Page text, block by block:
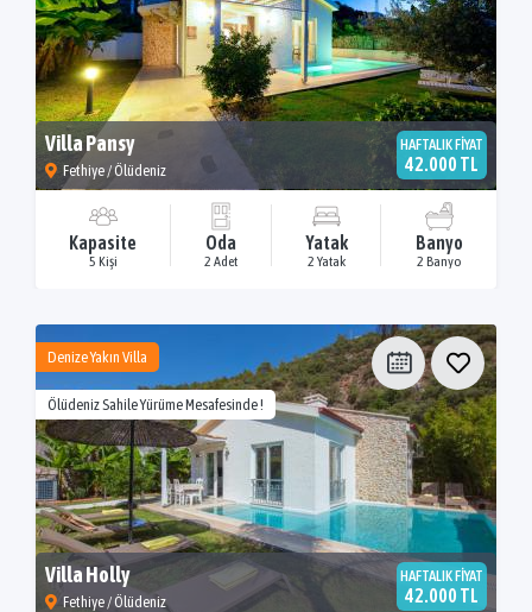
Villa Pansy
Fethiye / Ölüdeniz
HAFTALIK FİYAT
42.000 TL
Kapasite
5 Kişi
Oda
2 Adet
Yatak
2 Yatak
Banyo
2 Banyo
Denize Yakın Villa
Ölüdeniz Sahile Yürüme Mesafesinde !
Villa Holly
Fethiye / Ölüdeniz
HAFTALIK FİYAT
42.000 TL